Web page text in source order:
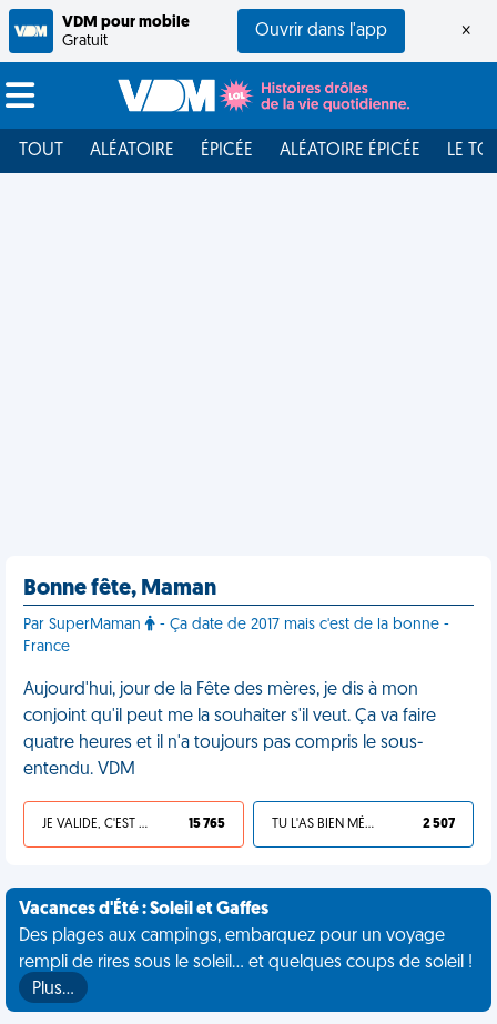
VDM pour mobile
Gratuit
Ouvrir dans l'app ×
TOUT ALÉATOIRE ÉPICÉE ALÉATOIRE ÉPICÉE LE
Bonne fête, Maman
Par SuperMaman
- Ça date de 2017 mais c'est de la bonne -
France
Aujourd'hui, jour de la Fête des mères, je dis à mon
conjoint qu'il peut me la souhaiter s'il veut. Ça va faire
quatre heures et il n'a toujours pas compris le sous-
entendu. VDM
JE VALIDE, C'EST UNE VDM 15 765 TU L'AS BIEN MÉRITÉ 2 507
Vacances d'Été : Soleil et Gaffes
Des plages aux campings, embarquez pour un voyage
rempli de rires sous le soleil... et quelques coups de soleil !
Plus…